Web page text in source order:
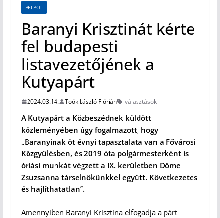
BELPOL
Baranyi Krisztinát kérte
fel budapesti
listavezetőjének a
Kutyapárt
2024.03.14. Toók László Flórián választások
A Kutyapárt a Közbeszédnek küldött
közleményében úgy fogalmazott, hogy
„Baranyinak öt évnyi tapasztalata van a Fővárosi
Közgyűlésben, és 2019 óta polgármesterként is
óriási munkát végzett a IX. kerületben Döme
Zsuzsanna társelnökünkkel együtt. Következetes
és hajlíthatatlan”.
Amennyiben Baranyi Krisztina elfogadja a párt